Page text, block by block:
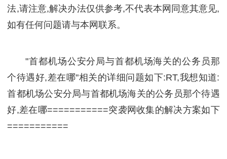
法,请注意,解决办法仅供参考,不代表本网同意其意见,
如有任何问题请与本网联系。
"首都机场公安分局与首都机场海关的公务员那
个待遇好,差在哪"相关的详细问题如下:RT,我想知道:
首都机场公安分局与首都机场海关的公务员那个待遇
好,差在哪===========突袭网收集的解决方案如下
===========